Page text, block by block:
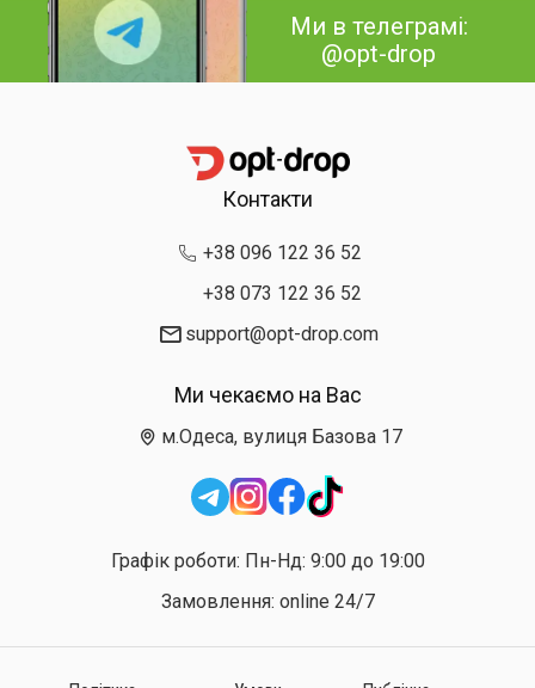
Ми в телеграмі:
@opt-drop
Контакти
+38 096 122 36 52
+38 073 122 36 52
support@opt-drop.com
Ми чекаємо на Вас
м.Одеса, вулиця Базова 17
Графік роботи: Пн-Нд: 9:00 до 19:00
Замовлення: online 24/7